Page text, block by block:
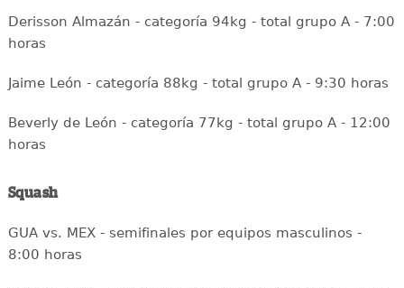
Derisson Almazán - categoría 94kg - total grupo A - 7:00
horas
Jaime León - categoría 88kg - total grupo A - 9:30 horas
Beverly de León - categoría 77kg - total grupo A - 12:00
horas
Squash
GUA vs. MEX - semifinales por equipos masculinos -
8:00 horas